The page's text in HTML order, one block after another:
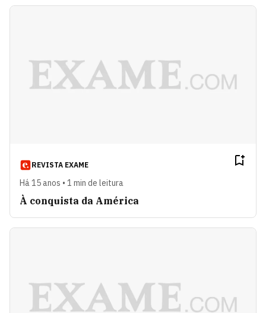
REVISTA EXAME
Há 15 anos • 1 min de leitura
À conquista da América